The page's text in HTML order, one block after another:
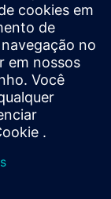
robótico com